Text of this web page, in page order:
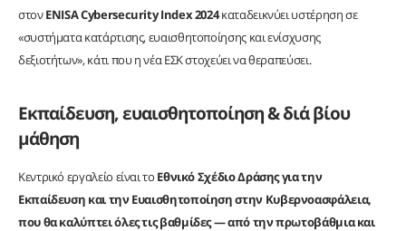
στονENISA Cybersecurity Index 2024καταδεικνύει υστέρηση σε
«συστήματα κατάρτισης, ευαισθητοποίησης και ενίσχυσης
δεξιοτήτων», κάτι που η νέα ΕΣΚ στοχεύει να θεραπεύσει.
Εκπαίδευση, ευαισθητοποίηση & διά βίου
μάθηση
Κεντρικό εργαλείο είναι το Εθνικό Σχέδιο Δράσης για την
Εκπαίδευση και την Ευαισθητοποίηση στην Κυβερνοασφάλεια,
που θα καλύπτει όλες τις βαθμίδες — από την πρωτοβάθμια και